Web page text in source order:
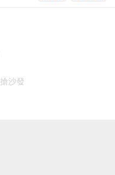
沙發